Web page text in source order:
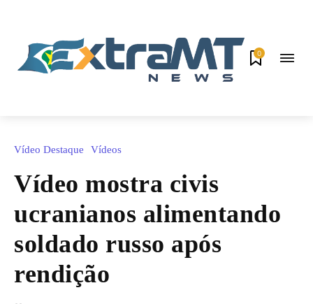
0
Vídeo Destaque Vídeos
Vídeo mostra civis
ucranianos alimentando
soldado russo após
rendição